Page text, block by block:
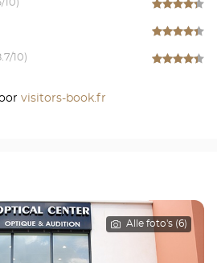
/10)
/10)
visitors-book.fr
Alle foto's (6)